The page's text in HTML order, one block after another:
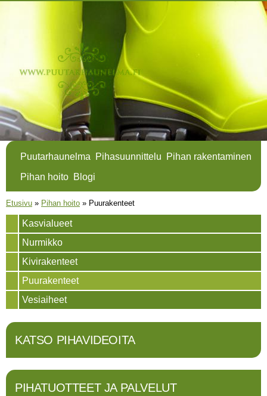
Hyppää
pääsisältöön
Puutarhaunelma Pihasuunnittelu
Pihan rakentaminen
Pihan hoito Blogi
Olet täällä
Etusivu » Pihan hoito » Puurakenteet
Kasvialueet
Nurmikko
Kivirakenteet
Puurakenteet
Vesiaiheet
KATSO PIHAVIDEOITA
PIHATUOTTEET JA PALVELUT